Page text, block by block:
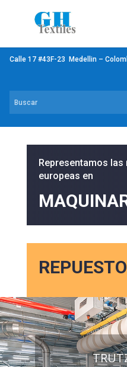
Calle 17 #43F-23 Medellin –
Representamos
europeas en